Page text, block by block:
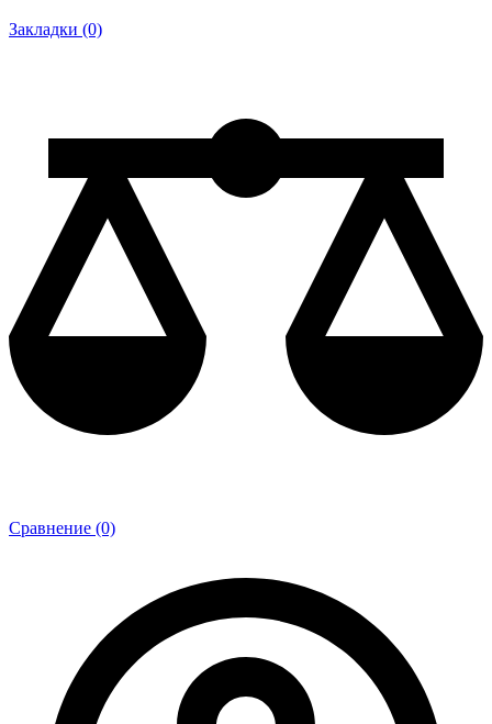
Закладки (0)
Сравнение (0)